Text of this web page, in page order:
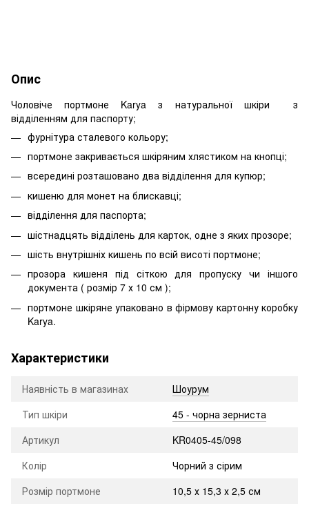
Опис
Чоловіче портмоне Karya з натуральної шкіри з
відділенням для паспорту;
фурнітура сталевого кольору;
портмоне закривається шкіряним хлястиком на кнопці;
всередині розташовано два відділення для купюр;
кишеню для монет на блискавці;
відділення для паспорта;
шістнадцять відділень для карток, одне з яких прозоре;
шість внутрішніх кишень по всій висоті портмоне;
прозора кишеня під сіткою для пропуску чи іншого
документа ( розмір 7 х 10 см );
портмоне шкіряне упаковано в фірмову картонну коробку
Karya.
Характеристики
Наявність в магазинах
Шоурум
Тип шкіри
45 - чорна зерниста
Артикул
KR0405-45/098
Колір
Чорний з сірим
Розмір портмоне
10,5 х 15,3 х 2,5 см